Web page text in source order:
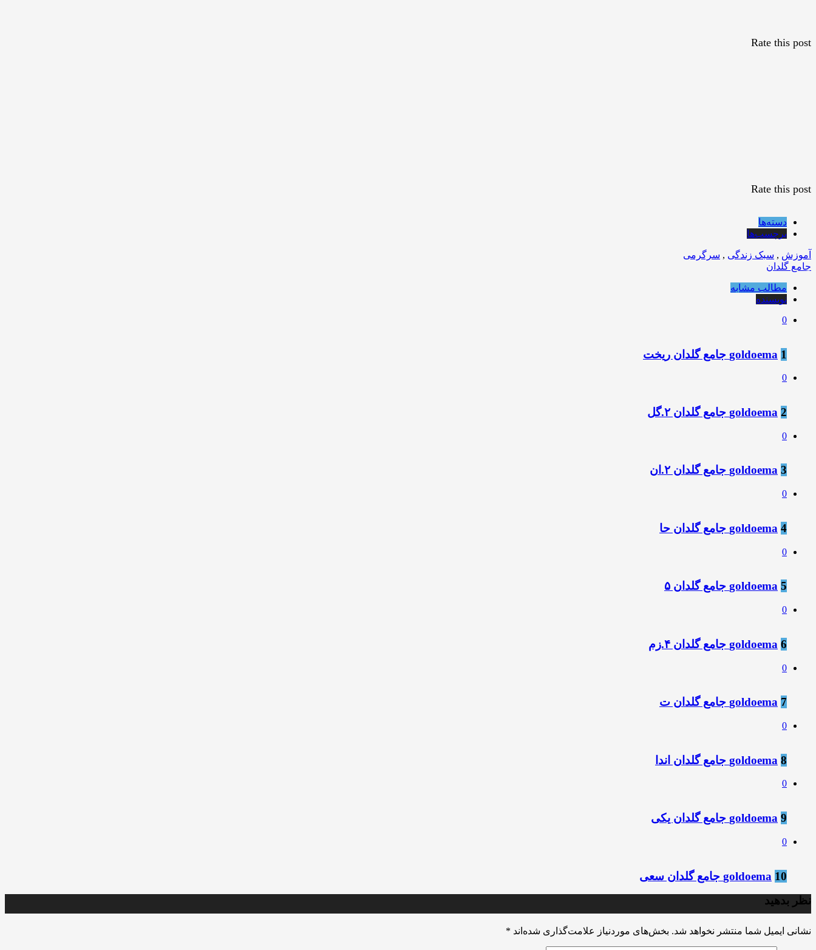
Rate this post
Rate this post
دسته‌ها
برچسب‌ها
آموزش , سبک زندگی , سرگرمی
جامع گلدان
مطالب مشابه
نویسنده
0
1 goldoema جامع گلدان ریخت
0
2 goldoema جامع گلدان ۲.گل
0
3 goldoema جامع گلدان ۲.ان
0
4 goldoema جامع گلدان حا
0
5 goldoema جامع گلدان ۵
0
6 goldoema جامع گلدان ۴.زم
0
7 goldoema جامع گلدان ت
0
8 goldoema جامع گلدان اندا
0
9 goldoema جامع گلدان یکی
0
10 goldoema جامع گلدان سعی
نظر بدهید
نشانی ایمیل شما منتشر نخواهد شد. بخش‌های موردنیاز علامت‌گذاری شده‌اند *